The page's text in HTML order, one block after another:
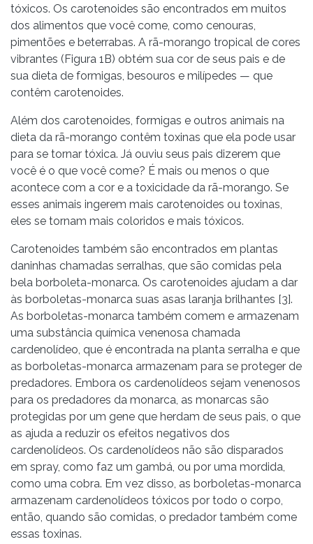
tóxicos. Os carotenoides são encontrados em muitos
dos alimentos que você come, como cenouras,
pimentões e beterrabas. A rã-morango tropical de cores
vibrantes (Figura 1B) obtém sua cor de seus pais e de
sua dieta de formigas, besouros e milípedes — que
contêm carotenoides.
Além dos carotenoides, formigas e outros animais na
dieta da rã-morango contêm toxinas que ela pode usar
para se tornar tóxica. Já ouviu seus pais dizerem que
você é o que você come? É mais ou menos o que
acontece com a cor e a toxicidade da rã-morango. Se
esses animais ingerem mais carotenoides ou toxinas,
eles se tornam mais coloridos e mais tóxicos.
Carotenoides também são encontrados em plantas
daninhas chamadas serralhas, que são comidas pela
bela borboleta-monarca. Os carotenoides ajudam a dar
às borboletas-monarca suas asas laranja brilhantes [3].
As borboletas-monarca também comem e armazenam
uma substância química venenosa chamada
cardenolídeo, que é encontrada na planta serralha e que
as borboletas-monarca armazenam para se proteger de
predadores. Embora os cardenolídeos sejam venenosos
para os predadores da monarca, as monarcas são
protegidas por um gene que herdam de seus pais, o que
as ajuda a reduzir os efeitos negativos dos
cardenolídeos. Os cardenolídeos não são disparados
em spray, como faz um gambá, ou por uma mordida,
como uma cobra. Em vez disso, as borboletas-monarca
armazenam cardenolídeos tóxicos por todo o corpo,
então, quando são comidas, o predador também come
essas toxinas.